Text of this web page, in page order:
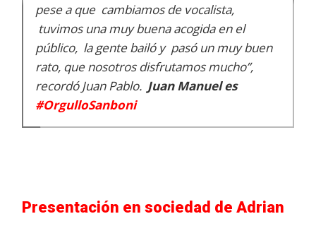
pese a que cambiamos de vocalista,
tuvimos una muy buena acogida en el
público, la gente bailó y pasó un muy buen
rato, que nosotros disfrutamos mucho”,
recordó Juan Pablo. Juan Manuel es
#OrgulloSanboni
Presentación en sociedad de Adrian